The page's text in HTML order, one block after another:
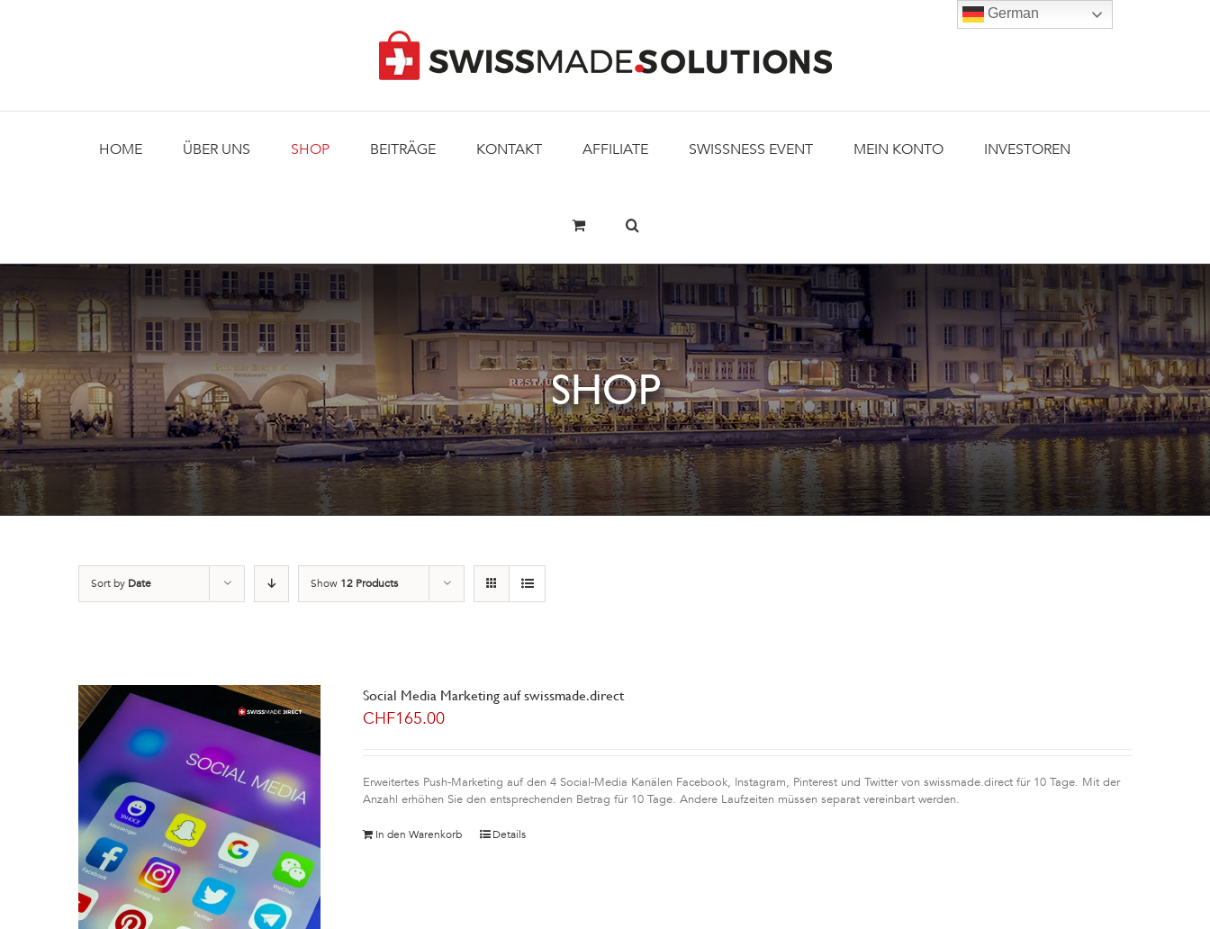
HOME ÜBER UNS SHOP BEITRÄGE KONTAKT AFFILIATE SWISSNESS EVENT MEIN KONTO INVESTOREN
SHOP
Sort by Date Show 12 Products
Social Media Marketing auf swissmade.direct
CHF165.00
Erweitertes Push-Marketing auf den 4 Social-Media Kanälen Facebook, Instagram, Pinterest und Twitter von swissmade.direct für 10 Tage. Mit der
Anzahl erhöhen Sie den entsprechenden Betrag für 10 Tage. Andere Laufzeiten müssen separat vereinbart werden.
In den Warenkorb Details
German